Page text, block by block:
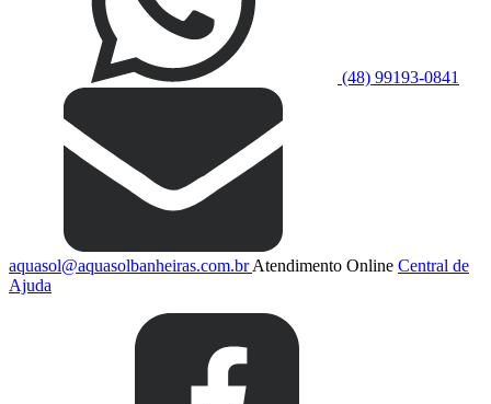
(48) 99193-0841
aquasol@aquasolbanheiras.com.brAtendimento Online Central de
Ajuda